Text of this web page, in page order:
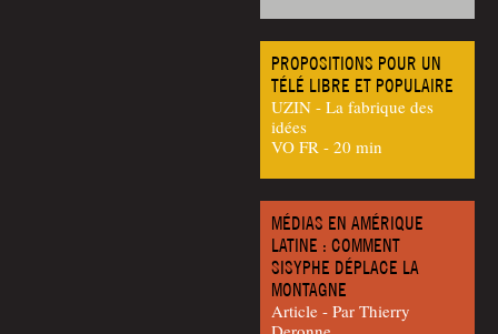
PROPOSITIONS POUR UN
TÉLÉ LIBRE ET POPULAIRE
UZIN - La fabrique des
idées
VO FR - 20 min
MÉDIAS EN AMÉRIQUE
LATINE : COMMENT
SISYPHE DÉPLACE LA
MONTAGNE
Article - Par Thier­ry